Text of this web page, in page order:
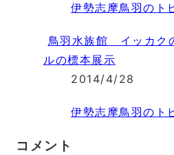
伊勢志摩鳥羽のト
鳥羽水族館 イッカク
ルの標本展示
2014/4/28
伊勢志摩鳥羽のト
コメント